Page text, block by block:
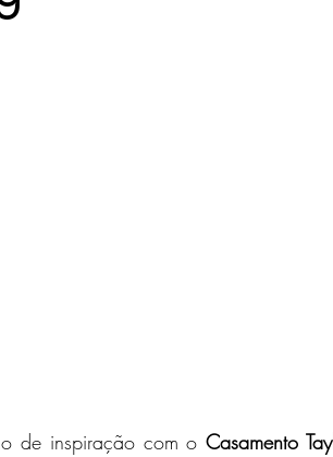
de inspiração com o Casamento